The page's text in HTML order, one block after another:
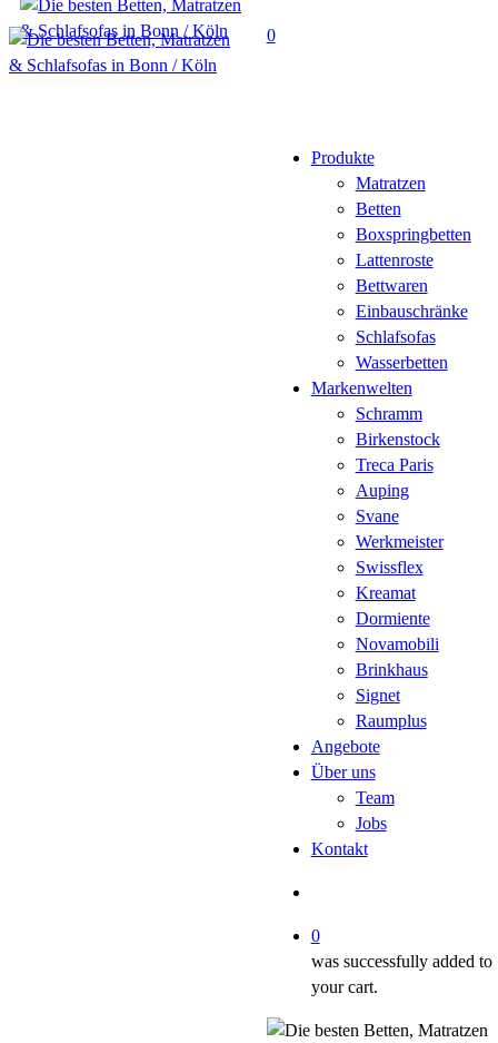
Skip
to
main
search
0
Produkte
Matratzen
Betten
Boxspringbetten
Lattenroste
Bettwaren
Einbauschränke
Schlafsofas
Wasserbetten
Markenwelten
Schramm
Birkenstock
Treca Paris
Auping
Svane
Werkmeister
Swissflex
Kreamat
Dormiente
Novamobili
Brinkhaus
Signet
Raumplus
Angebote
Über uns
Team
Jobs
Kontakt
0
was successfully added to
your cart.